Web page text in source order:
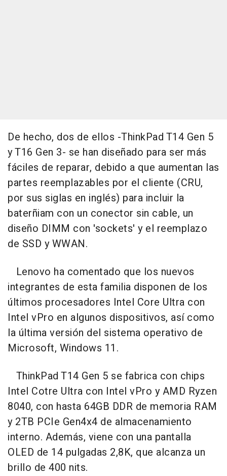
De hecho, dos de ellos -ThinkPad T14 Gen 5
y T16 Gen 3- se han diseñado para ser más
fáciles de reparar, debido a que aumentan las
partes reemplazables por el cliente (CRU,
por sus siglas en inglés) para incluir la
baterñiam con un conector sin cable, un
diseño DIMM con 'sockets' y el reemplazo
de SSD y WWAN.
Lenovo ha comentado que los nuevos
integrantes de esta familia disponen de los
últimos procesadores Intel Core Ultra con
Intel vPro en algunos dispositivos, así como
la última versión del sistema operativo de
Microsoft, Windows 11.
ThinkPad T14 Gen 5 se fabrica con chips
Intel Cotre Ultra con Intel vPro y AMD Ryzen
8040, con hasta 64GB DDR de memoria RAM
y 2TB PCIe Gen4x4 de almacenamiento
interno. Además, viene con una pantalla
OLED de 14 pulgadas 2,8K, que alcanza un
brillo de 400 nits.